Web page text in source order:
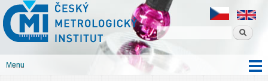
obsahu
Český
metrologický
institut
Menu